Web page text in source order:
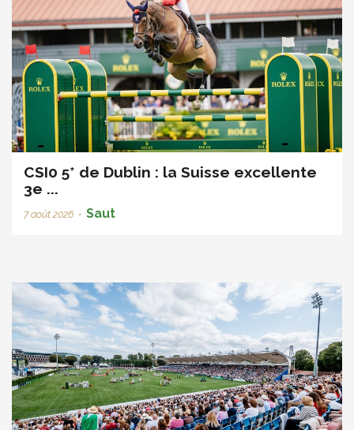
CSI0 5* de Dublin : la Suisse excellente
3e ...
7 août 2026 • Saut